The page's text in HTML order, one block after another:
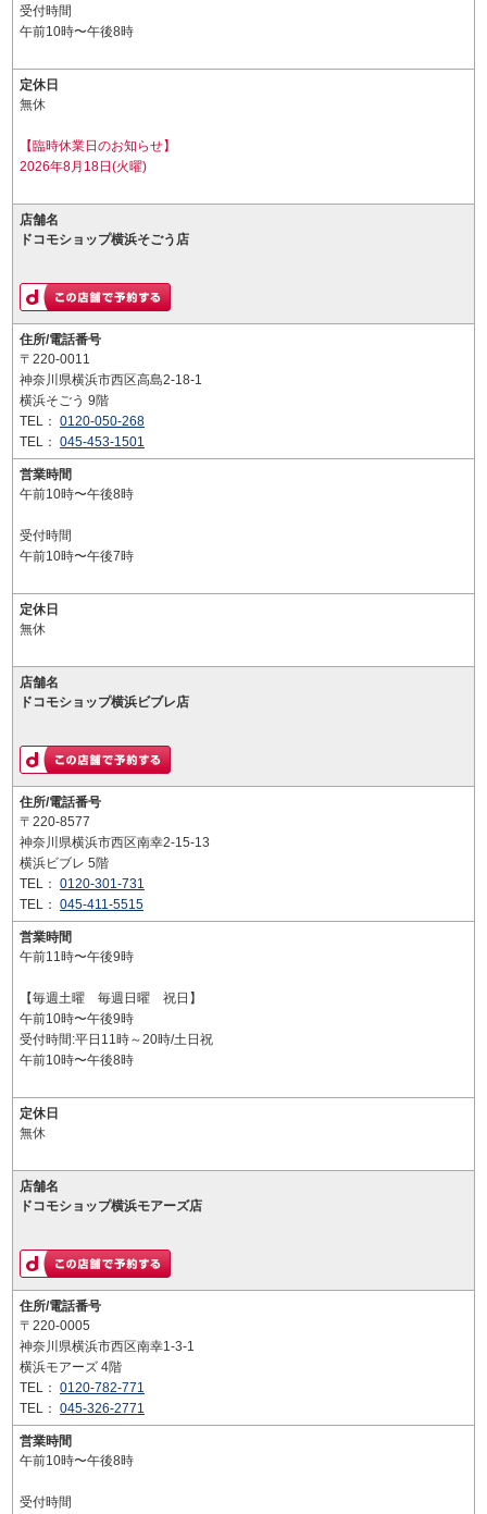
受付時間
午前10時〜午後8時
定休日
無休
【臨時休業日のお知らせ】
2026年8月18日(火曜)
店舗名
ドコモショップ横浜そごう店
住所/電話番号
〒220-0011
神奈川県横浜市西区高島2-18-1
横浜そごう 9階
TEL： 0120-050-268
TEL： 045-453-1501
営業時間
午前10時〜午後8時
受付時間
午前10時〜午後7時
定休日
無休
店舗名
ドコモショップ横浜ビブレ店
住所/電話番号
〒220-8577
神奈川県横浜市西区南幸2-15-13
横浜ビブレ 5階
TEL： 0120-301-731
TEL： 045-411-5515
営業時間
午前11時〜午後9時
【毎週土曜 毎週日曜 祝日】
午前10時〜午後9時
受付時間:平日11時～20時/土日祝
午前10時〜午後8時
定休日
無休
店舗名
ドコモショップ横浜モアーズ店
住所/電話番号
〒220-0005
神奈川県横浜市西区南幸1-3-1
横浜モアーズ 4階
TEL： 0120-782-771
TEL： 045-326-2771
営業時間
午前10時〜午後8時
受付時間